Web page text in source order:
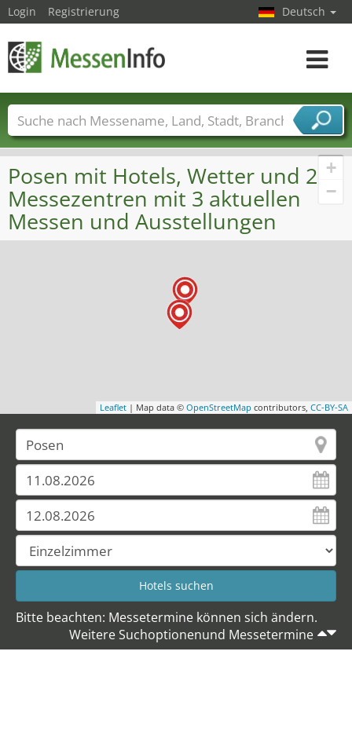
+
−
Leaflet | Map data © OpenStreetMap contributors, CC-BY-SA
Posen mit Hotels, Wetter und 2
Messezentren mit 3 aktuellen
Messen und Ausstellungen
Bitte beachten: Messetermine können sich ändern.
Weitere Suchoptionenund Messetermine
Login Registrierung Deutsch
Toggle
Messenamen Länder Städte
Branchen
Dienstleisterbranchen